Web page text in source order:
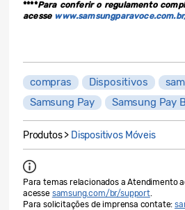
****Para conferir o regulamento
acesse
compras Dispositivos
Samsung Pay
Samsung Pay
Produtos > Dispositivos Móveis
Para temas relacionados a Atendimento
acesse samsung.com/br/support.
Para solicitações de imprensa contate: